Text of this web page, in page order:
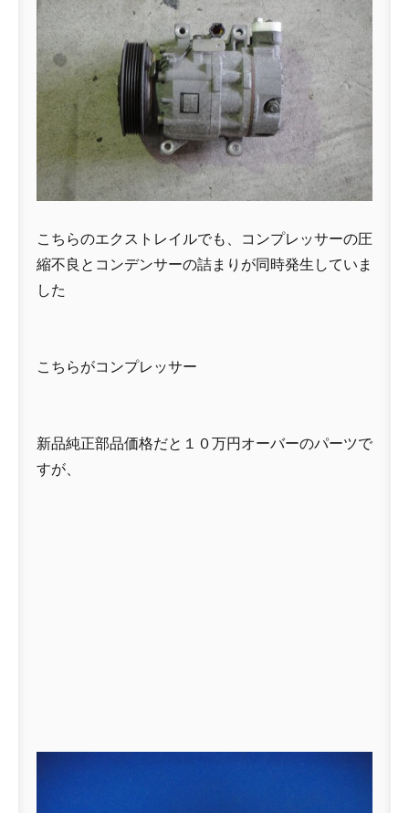
こちらのエクストレイルでも、コンプレッサーの圧
縮不良とコンデンサーの詰まりが同時発生していま
した
こちらがコンプレッサー
新品純正部品価格だと１０万円オーバーのパーツで
すが、